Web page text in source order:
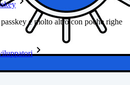
e molto altro con poche righe